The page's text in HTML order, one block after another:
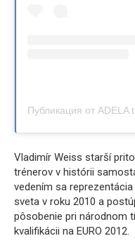
Vladimír Weiss starší
trénerov v histórii
vedením sa
sveta v roku 2010 a
pôsobenie pri národnom
kvalifikácii na EURO 2012.